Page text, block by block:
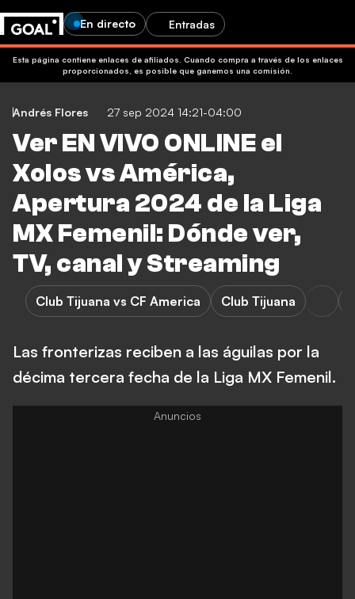
En directo Entradas
Esta página contiene enlaces de afiliados. Cuando compra a través de los enlaces
proporcionados, es posible que ganemos una comisión.
Andrés Flores 27 sep 2024 14:21-04:00
Ver EN VIVO ONLINE el
Xolos vs América,
Apertura 2024 de la Liga
MX Femenil: Dónde ver,
TV, canal y Streaming
Club Tijuana vs CF America Club Tijuana
Las fronterizas reciben a las águilas por la
décima tercera fecha de la Liga MX Femenil.